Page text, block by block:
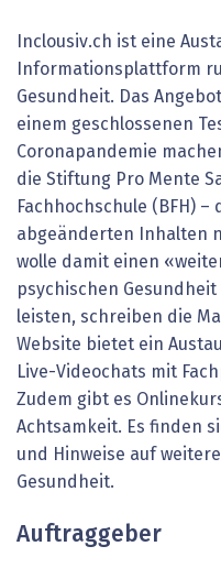
Inclousiv.ch ist eine
Informationsplattform
Gesundheit. Das
einem geschlossenen
Coronapandemie
die Stiftung Pro Mente
Fachhochschule (BFH)
abgeänderten Inhalten
wolle damit einen
psychischen
leisten, schreiben die
Website bietet ein
Live-Videochats mit
Zudem gibt es
Achtsamkeit. Es finden
und Hinweise auf
Gesundheit.
Auftraggeber